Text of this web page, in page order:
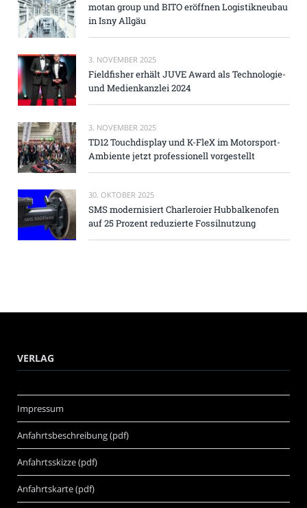
motan group und BITO eröffnen Logistikneubau
in Isny Allgäu
3. NOVEMBER 2025
Fieldfisher erhält JUVE Award als Technologie-
und Medienkanzlei 2024
3. NOVEMBER 2025
TD12 Touchdisplay und K-FleX im Motorsport-
Ambiente jetzt professionell vorgestellt
30. OKTOBER 2025
SMS modernisiert Charleroier Hubbalkenofen
auf 25 Prozent reduzierte Fossilnutzung
VERLAG
Impressum
Anfahrtsbeschreibung (pdf)
Anfahrtsskizze (pdf)
Anfahrtskarte (pdf)